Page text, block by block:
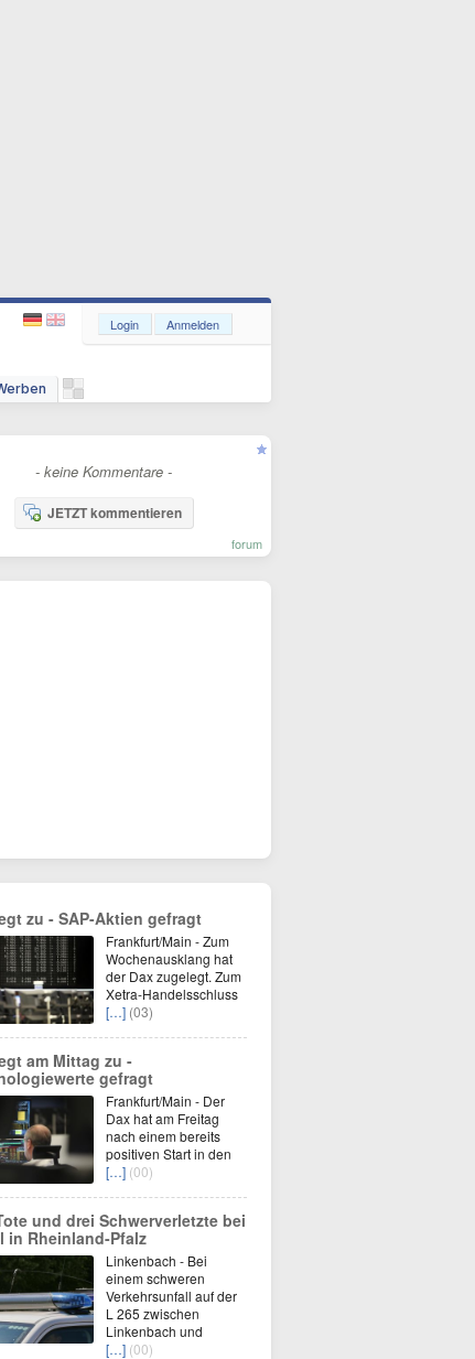
Login Anmelden
- keine Kommentare -
JETZT kommentieren
forum
zu - SAP-Aktien gefragt
Frankfurt/Main - Zum
Wochenausklang hat
der Dax zugelegt. Zum
Xetra-Handelsschluss
[…] (03)
am Mittag zu -
gefragt
Frankfurt/Main - Der
Dax hat am Freitag
nach einem bereits
positiven Start in den
[…] (00)
und drei Schwerverletzte bei
in Rheinland-Pfalz
Linkenbach - Bei
einem schweren
Verkehrsunfall auf der
L 265 zwischen
Linkenbach und
[…] (00)